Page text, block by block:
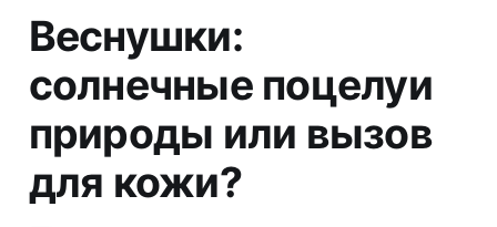
Веснушки:
солнечные поцелуи
природы или вызов
для кожи?